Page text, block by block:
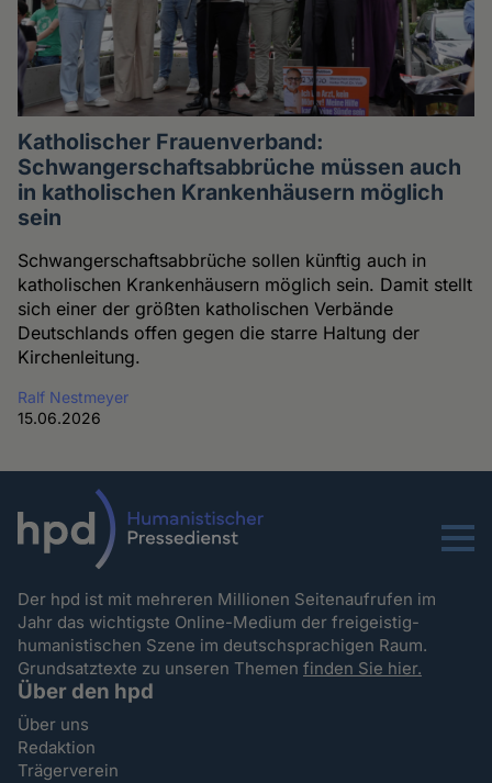
Katholischer Frauenverband:
Schwangerschaftsabbrüche müssen auch
in katholischen Krankenhäusern möglich
sein
Schwangerschaftsabbrüche sollen künftig auch in
katholischen Krankenhäusern möglich sein. Damit stellt
sich einer der größten katholischen Verbände
Deutschlands offen gegen die starre Haltung der
Kirchenleitung.
Ralf Nestmeyer
15.06.2026
Menu
Der hpd ist mit mehreren Millionen Seitenaufrufen im
Jahr das wichtigste Online-Medium der freigeistig-
humanistischen Szene im deutschsprachigen Raum.
Grundsatztexte zu unseren Themenfinden Sie hier.
Über den hpd
Über uns
Redaktion
Trägerverein